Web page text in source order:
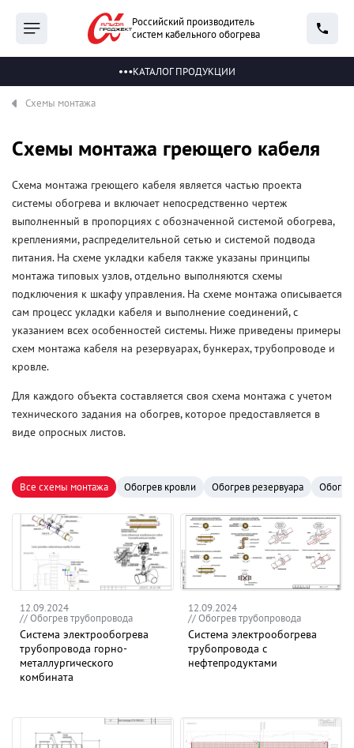
Российский производитель
систем кабельного обогрева
КАТАЛОГ ПРОДУКЦИИ
Схемы монтажа
Схемы монтажа греющего кабеля
Схема монтажа греющего кабеля является частью проекта
системы обогрева и включает непосредственно чертеж
выполненный в пропорциях с обозначенной системой обогрева,
креплениями, распределительной сетью и системой подвода
питания. На схеме укладки кабеля также указаны принципы
монтажа типовых узлов, отдельно выполняются схемы
подключения к шкафу управления. На схеме монтажа описывается
сам процесс укладки кабеля и выполнение соединений, с
указанием всех особенностей системы. Ниже приведены примеры
схем монтажа кабеля на резервуарах, бункерах, трубопроводе и
кровле.
Для каждого объекта составляется своя схема монтажа с учетом
технического задания на обогрев, которое предоставляется в
виде опросных листов.
Все схемы монтажа Обогрев кровли Обогрев резервуара
12.09.2024
// Обогрев трубопровода
Система электрообогрева
трубопровода горно-
металлургического
комбината
12.09.2024
// Обогрев трубопровода
Система электрообогрева
трубопровода с
нефтепродуктами